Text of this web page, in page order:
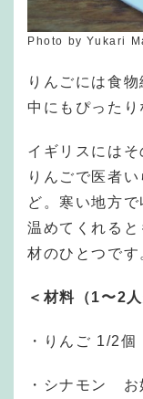
Photo by Yukari
りんごには食
中にもぴったり
イギリスには
りんごで医者
ど。寒い地方
温めてくれる
材のひとつです
＜材料（1〜2
・りんご 1/2個
・シナモン お